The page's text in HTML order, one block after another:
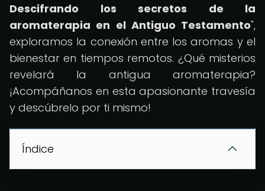
Descifrando los secretos de la
aromaterapia en el Antiguo Testamento",
exploramos la conexión entre los aromas y el
bienestar en tiempos remotos. ¿Qué misterios
revelará la antigua aromaterapia?
¡Acompáñanos en esta apasionante travesía
y descúbrelo por ti mismo!
Índice